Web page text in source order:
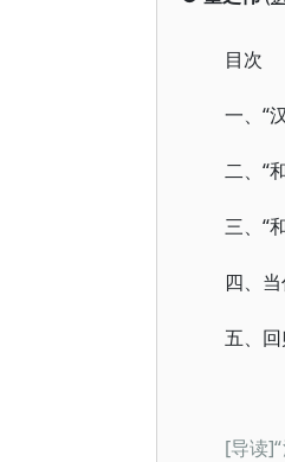
目次
一、 “
二、 “
三、 “
四、
五、回
[导读